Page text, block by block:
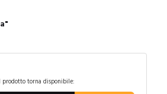
prodotto torna disponibile: